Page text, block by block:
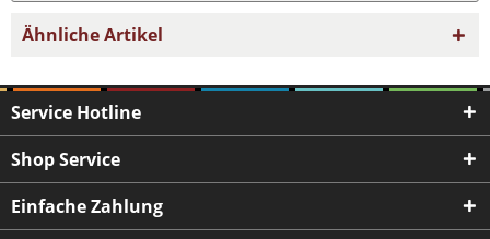
Ähnliche Artikel
Service Hotline
Shop Service
Einfache Zahlung